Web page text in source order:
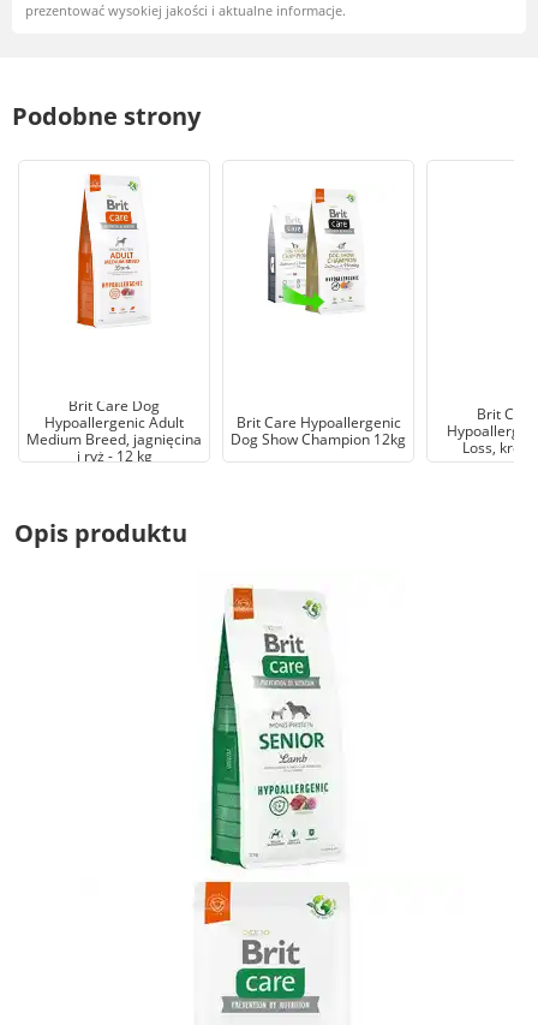
prezentować wysokiej jakości i aktualne informacje.
Podobne strony
Brit Care Dog
Hypoallergenic Adult
Medium Breed, jagnięcina
i ryż - 12 kg
Brit Care Hypoallergenic
Dog Show Champion 12kg
Brit
Loss,
Opis produktu